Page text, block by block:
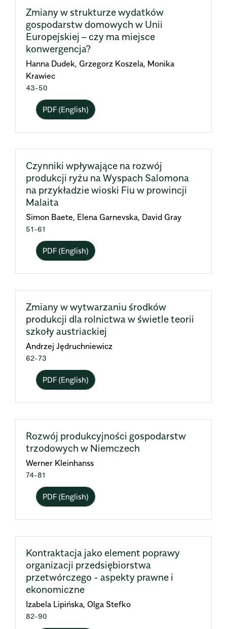
Zmiany w strukturze wydatków
gospodarstw domowych w Unii
Europejskiej – czy ma miejsce
konwergencja?
Hanna Dudek, Grzegorz Koszela, Monika
Krawiec
43-50
PDF (English)
Czynniki wpływające na rozwój
produkcji ryżu na Wyspach Salomona
na przykładzie wioski Fiu w prowincji
Malaita
Simon Baete, Elena Garnevska, David Gray
51-61
PDF (English)
Zmiany w wytwarzaniu środków
produkcji dla rolnictwa w świetle teorii
szkoły austriackiej
Andrzej Jędruchniewicz
62-73
PDF (English)
Rozwój produkcyjności gospodarstw
trzodowych w Niemczech
Werner Kleinhanss
74-81
PDF (English)
Kontraktacja jako element poprawy
organizacji przedsiębiorstwa
przetwórczego - aspekty prawne i
ekonomiczne
Izabela Lipińska, Olga Stefko
82-90